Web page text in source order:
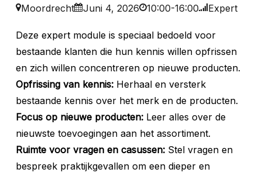
Moordrecht Juni 4, 2026 10:00-16:00 Expert
Deze expert module is speciaal bedoeld voor
bestaande klanten die hun kennis willen opfrissen
en zich willen concentreren op nieuwe producten.
Opfrissing van kennis:Herhaal en versterk
bestaande kennis over het merk en de producten.
Focus op nieuwe producten:Leer alles over de
nieuwste toevoegingen aan het assortiment.
Ruimte voor vragen en casussen:Stel vragen en
bespreek praktijkgevallen om een dieper en